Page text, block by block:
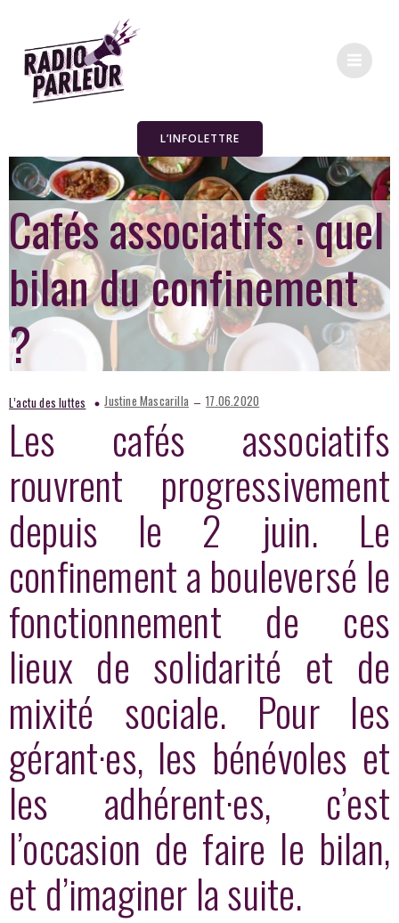
L’INFOLETTRE
Cafés associatifs : quel
bilan du confinement
?
L’actu des luttes Justine Mascarilla – 17.06.2020
Les cafés associatifs
rouvrent progressivement
depuis le 2 juin. Le
confinement a bouleversé le
fonctionnement de ces
lieux de solidarité et de
mixité sociale. Pour les
gérant·es, les bénévoles et
les adhérent·es, c’est
l’occasion de faire le bilan,
et d’imaginer la suite.